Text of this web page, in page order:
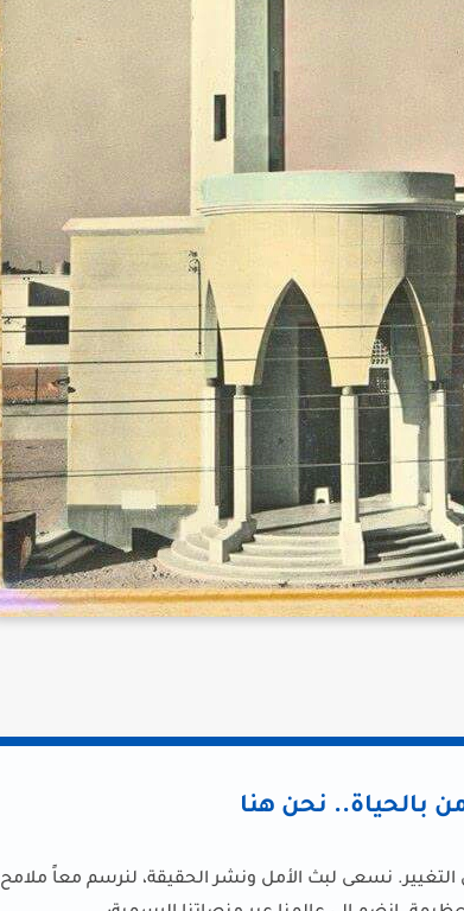
بالحياة.. نحن هنا
نسعى لبث الأمل ونشر الحقيقة، لنرسم معاً ملامح